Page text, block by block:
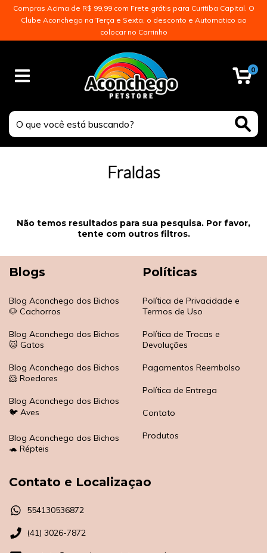
Compras Acima de R$ 99,99 com Frete grátis para Curitiba Capital. O
Clube Aconchego na Terça e Sexta, o desconto e Automatico ao
colocar no Carrinho
0
Fraldas
Não temos resultados para sua pesquisa. Por favor,
tente com outros filtros.
Blogs
Blog Aconchego dos Bichos
🐶 Cachorros
Blog Aconchego dos Bichos
🐱 Gatos
Blog Aconchego dos Bichos
🐹 Roedores
Blog Aconchego dos Bichos
🐦 Aves
Blog Aconchego dos Bichos
🐢 Répteis
Políticas
Política de Privacidade e
Termos de Uso
Política de Trocas e
Devoluções
Pagamentos Reembolso
Política de Entrega
Contato
Produtos
Contato e Localizaçao
554130536872
(41) 3026-7872